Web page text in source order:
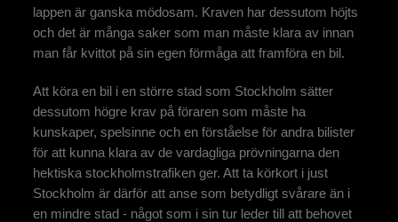
lappen är ganska mödosam. Kraven har dessutom höjts
och det är många saker som man måste klara av innan
man får kvittot på sin egen förmåga att framföra en bil.
Att köra en bil i en större stad som Stockholm sätter
dessutom högre krav på föraren som måste ha
kunskaper, spelsinne och en förståelse för andra bilister
för att kunna klara av de vardagliga prövningarna den
hektiska stockholmstrafiken ger. Att ta körkort i just
Stockholm är därför att anse som betydligt svårare än i
en mindre stad - något som i sin tur leder till att behovet